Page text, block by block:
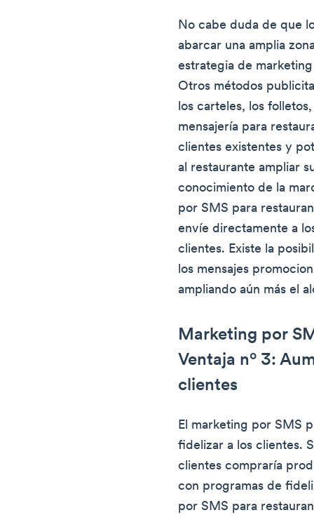
No cabe duda de que
abarcar una amplia
estrategia de
Otros métodos
los carteles, los
mensajería para
clientes existentes y
al restaurante ampliar
conocimiento de la
por SMS para
envíe directamente a
clientes. Existe la
los mensajes
ampliando aún más el
Marketing por
Ventaja nº 3:
clientes
El marketing por SMS
fidelizar a los clientes.
clientes compraría
con programas de
por SMS para